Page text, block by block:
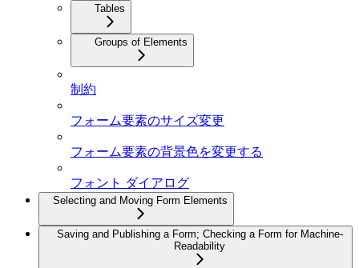
Tables
Groups of Elements
制約
フォーム要素のサイズ変更
フォーム要素の背景色を変更する
フォント ダイアログ
Selecting and Moving Form Elements
Saving and Publishing a Form; Checking a Form for Machine-
Readability